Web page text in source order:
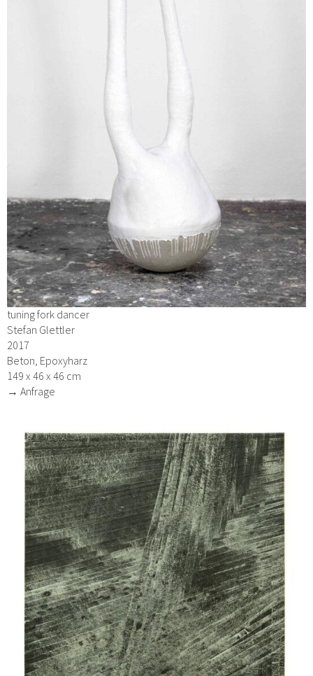
tuning fork dancer
Stefan Glettler
2017
Beton, Epoxyharz
149 x 46 x 46 cm
→ Anfrage